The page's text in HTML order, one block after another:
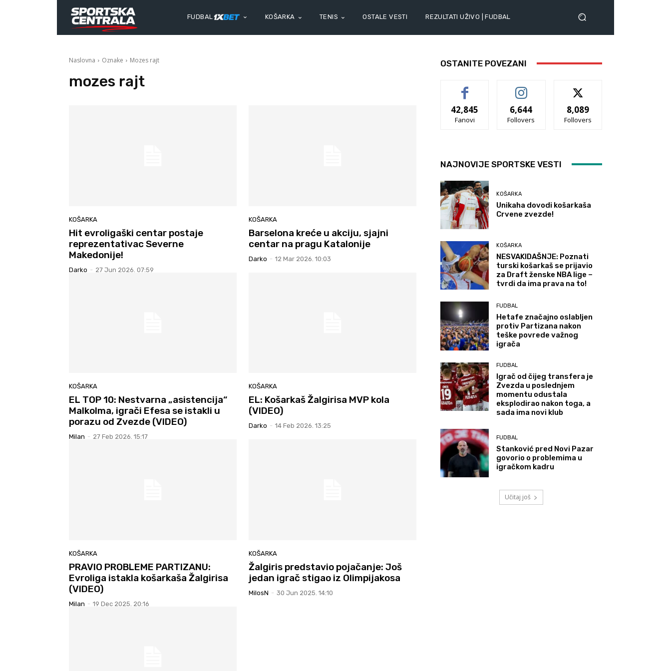
FUDBAL KOŠARKA TENIS OSTALE VESTI REZULTATI UŽIVO | FUDBAL
Naslovna Oznake Mozes rajt
mozes rajt
KOŠARKA
Hit evroligaški centar postaje
reprezentativac Severne
Makedonije!
Darko - 27 Jun 2026. 07:59
KOŠARKA
Barselona kreće u akciju, sjajni
centar na pragu Katalonije
Darko - 12 Mar 2026. 10:03
KOŠARKA
EL TOP 10: Nestvarna „asistencija“
Malkolma, igrači Efesa se istakli u
porazu od Zvezde (VIDEO)
Milan - 27 Feb 2026. 15:17
KOŠARKA
EL: Košarkaš Žalgirisa MVP kola
(VIDEO)
Darko - 14 Feb 2026. 13:25
KOŠARKA
PRAVIO PROBLEME PARTIZANU:
Evroliga istakla košarkaša Žalgirisa
(VIDEO)
Milan - 19 Dec 2025. 20:16
KOŠARKA
Žalgiris predstavio pojačanje: Još
jedan igrač stigao iz Olimpijakosa
MilosN - 30 Jun 2025. 14:10
OSTANITE POVEZANI
42,845
Fanovi
6,644
Follovers
8,089
Follovers
NAJNOVIJE SPORTSKE VESTI
KOŠARKA
Unikaha dovodi košarkaša
Crvene zvezde!
KOŠARKA
NESVAKIDAŠNJE: Poznati
turski košarkaš se prijavio
za Draft ženske NBA lige –
tvrdi da ima prava na to!
FUDBAL
Hetafe značajno oslabljen
protiv Partizana nakon
teške povrede važnog
igrača
FUDBAL
Igrač od čijeg transfera je
Zvezda u poslednjem
momentu odustala
eksplodirao nakon toga, a
sada ima novi klub
FUDBAL
Stanković pred Novi Pazar
govorio o problemima u
igračkom kadru
Učitaj još